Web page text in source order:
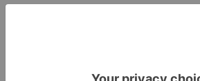
considera que estas